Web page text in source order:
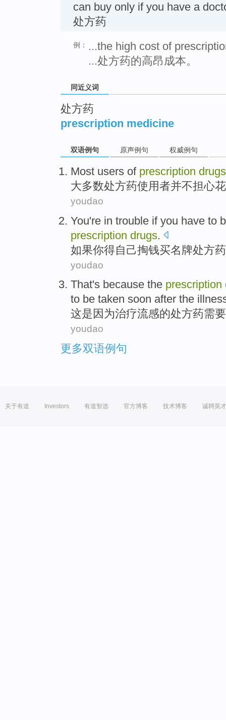
can buy only if you have a
处方药
例：
...the high cost of
...处方药的高昂成本。
同近义词
处方药
prescription medicine
双语例句 原声例句 权威例句
Most users of prescription drugs
大多数处方药使用者并不担心
youdao
You're in trouble if you have to
prescription drugs.
如果你得自己掏钱买名牌处方
youdao
That's because the prescription
to be taken soon after the
这是因为治疗流感的处方药需要
youdao
更多双语例句
关于有道 Investors 有道智选 官方博客 技术博客 诚聘英才